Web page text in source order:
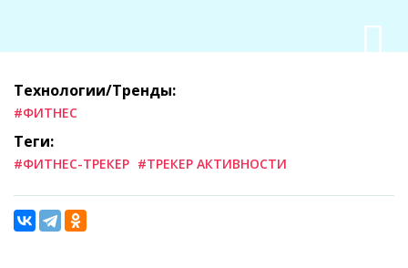
Технологии/Тренды:
#ФИТНЕС
Теги:
#ФИТНЕС-ТРЕКЕР #ТРЕКЕР АКТИВНОСТИ